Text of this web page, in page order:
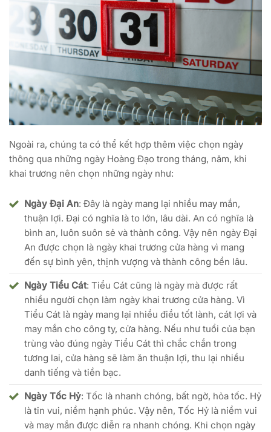
Ngoài ra, chúng ta có thể kết hợp thêm việc chọn ngày
thông qua những ngày Hoàng Đạo trong tháng, năm, khi
khai trương nên chọn những ngày như:
Ngày Đại An: Đây là ngày mang lại nhiều may mắn,
thuận lợi. Đại có nghĩa là to lớn, lâu dài. An có nghĩa là
bình an, luôn suôn sẻ và thành công. Vậy nên ngày Đại
An được chọn là ngày khai trương cửa hàng vì mang
đến sự bình yên, thịnh vượng và thành công bền lâu.
Ngày Tiểu Cát: Tiểu Cát cũng là ngày mà được rất
nhiều người chọn làm ngày khai trương cửa hàng. Vì
Tiểu Cát là ngày mang lại nhiều điều tốt lành, cát lợi và
may mắn cho công ty, cửa hàng. Nếu như tuổi của bạn
trùng vào đúng ngày Tiểu Cát thì chắc chắn trong
tương lai, cửa hàng sẽ làm ăn thuận lợi, thu lại nhiều
danh tiếng và tiền bạc.
Ngày Tốc Hỷ: Tốc là nhanh chóng, bất ngờ, hỏa tốc. Hỷ
là tin vui, niềm hạnh phúc. Vậy nên, Tốc Hỷ là niềm vui
và may mắn được diễn ra nhanh chóng. Khi chọn ngày